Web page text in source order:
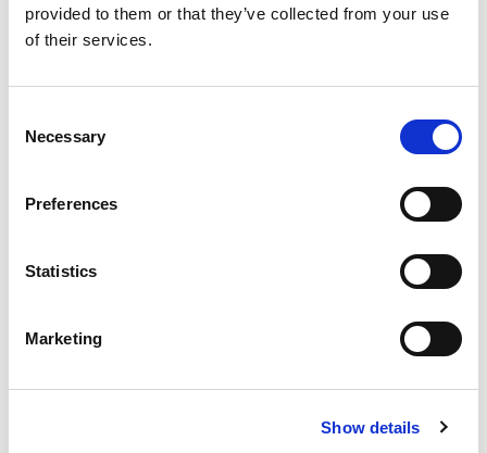
provided to them or that they’ve collected from your use
of their services.
Selection
Necessary
Preferences
Statistics
Marketing
Show details
FlexMelt Series Melt Units
Zawory i Aplikatory Klejów Topliwych